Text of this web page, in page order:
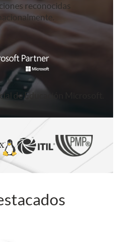
reconocidas
de Educación Microsoft.